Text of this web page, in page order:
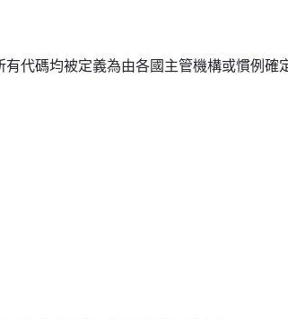
代碼均被定義為由各國主管機構或慣例確